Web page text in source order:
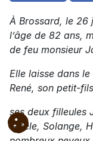
À Brossard, le 26
l’âge de 82 ans,
de feu monsieur
Elle laisse dans
René, son petit-
ses deux filleules
Gisèle, Solange,